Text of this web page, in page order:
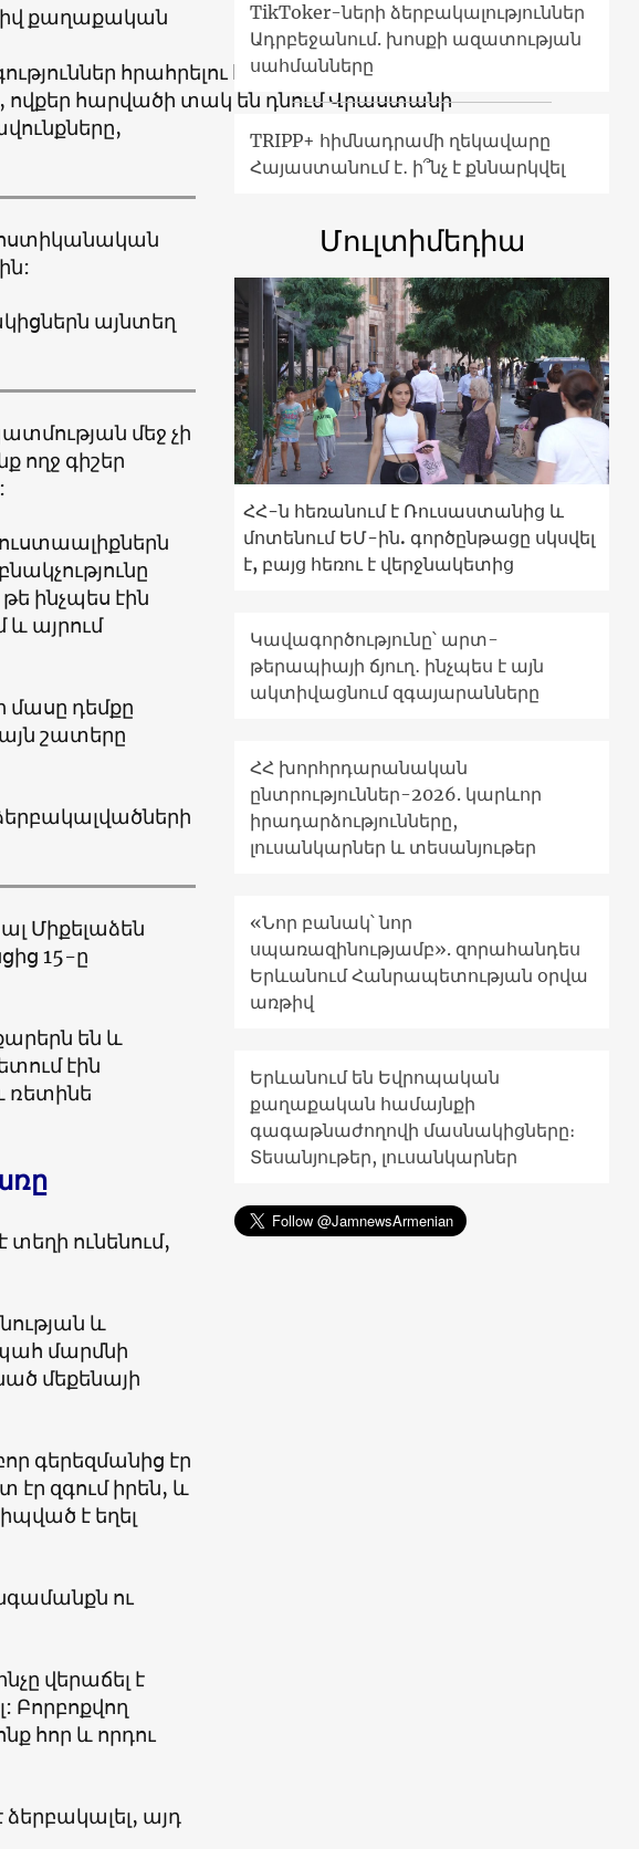
քաղաքական
հրահրելու համար:
ովքեր հարվածի տակ են դնում Վրաստանի
ոստիկանական
այնտեղ
մեջ չի
ողջ գիշեր
ինչպես էին
և այրում
մասը դեմքը
շատերը
Միքելաձեն
15-ը
են և
էին
ռետինե
ունենում,
և
մարմնի
մեքենայի
գերեզմանից էր
էր զգում իրեն, և
է եղել
ու
վերաճել է
Բորբոքվող
հոր և որդու
ձերբակալել, այդ
TikToker-ների ձերբակալություններ
Ադրբեջանում. խոսքի ազատության
սահմանները
TRIPP+ հիմնադրամի ղեկավարը
Հայաստանում է․ ի՞նչ է քննարկվել
Մուլտիմեդիա
ՀՀ-ն հեռանում է Ռուսաստանից և
մոտենում ԵՄ-ին. գործընթացը սկսվել
է, բայց հեռու է վերջնակետից
Կավագործությունը՝ արտ-
թերապիայի ճյուղ․ ինչպես է այն
ակտիվացնում զգայարանները
ՀՀ խորհրդարանական
ընտրություններ-2026. կարևոր
իրադարձությունները,
լուսանկարներ և տեսանյութեր
«Նոր բանակ՝ նոր
սպառազինությամբ». զորահանդես
Երևանում Հանրապետության օրվա
առթիվ
Երևանում են Եվրոպական
քաղաքական համայնքի
գագաթնաժողովի մասնակիցները։
Տեսանյութեր, լուսանկարներ